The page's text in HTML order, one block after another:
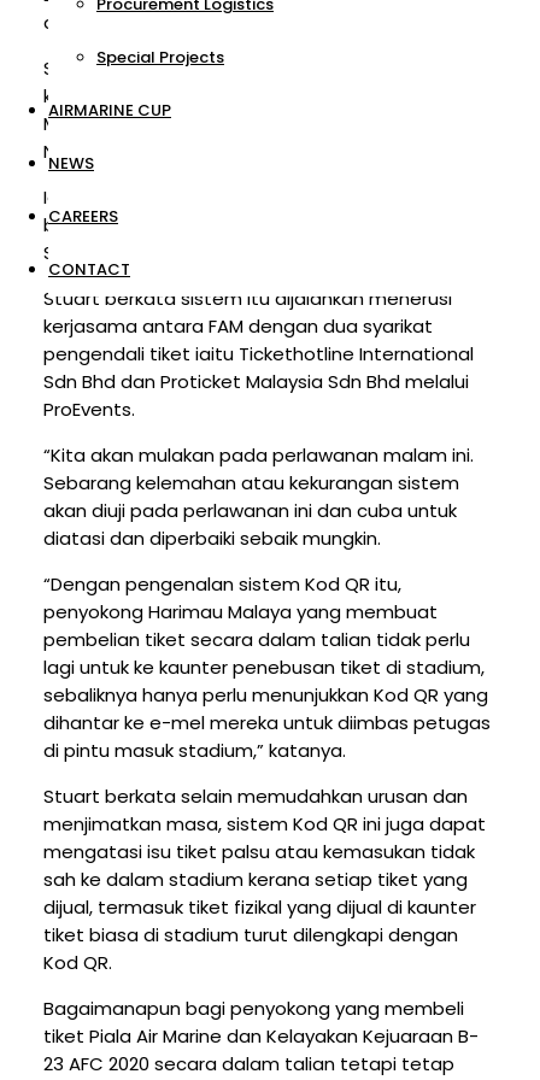
Special Projects
AIRMARINE CUP
NEWS
CAREERS
CONTACT
di Stadium Shah Alam, hari ini.
Sistem Kod QR kemudian akan diteruskan pada
kejohanan antarabangsa empat negara, Piala Air
Marine yang akan berlangsung di Stadium
Nasional Bukit Jalil pada 20 hingga 23 Mac.
Ia turut akan membabitkan tiga hari perlawanan
bagi Kelayakan Kejuaraan B-23 AFC 2020 di
Stadium Shah Alam pada 22 hingga 26 Mac ini.
Stuart berkata sistem itu dijalankan menerusi
kerjasama antara FAM dengan dua syarikat
pengendali tiket iaitu Tickethotline International
Sdn Bhd dan Proticket Malaysia Sdn Bhd melalui
ProEvents.
“Kita akan mulakan pada perlawanan malam ini.
Sebarang kelemahan atau kekurangan sistem
akan diuji pada perlawanan ini dan cuba untuk
diatasi dan diperbaiki sebaik mungkin.
“Dengan pengenalan sistem Kod QR itu,
penyokong Harimau Malaya yang membuat
pembelian tiket secara dalam talian tidak perlu
lagi untuk ke kaunter penebusan tiket di stadium,
sebaliknya hanya perlu menunjukkan Kod QR yang
dihantar ke e-mel mereka untuk diimbas petugas
di pintu masuk stadium,” katanya.
Stuart berkata selain memudahkan urusan dan
menjimatkan masa, sistem Kod QR ini juga dapat
mengatasi isu tiket palsu atau kemasukan tidak
sah ke dalam stadium kerana setiap tiket yang
dijual, termasuk tiket fizikal yang dijual di kaunter
tiket biasa di stadium turut dilengkapi dengan
Kod QR.
Bagaimanapun bagi penyokong yang membeli
tiket Piala Air Marine dan Kelayakan Kejuaraan B-
23 AFC 2020 secara dalam talian tetapi tetap